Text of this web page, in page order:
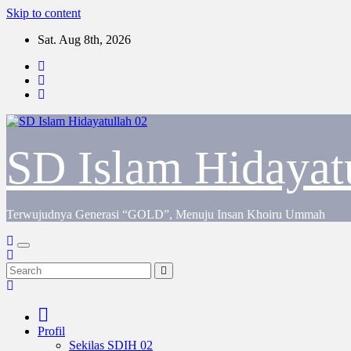
Skip to content
Sat. Aug 8th, 2026
SD Islam
Terwujudnya Generasi “GOLD”, Menuju Insan Khoiru Ummah
Profil
Sekilas SDIH 02